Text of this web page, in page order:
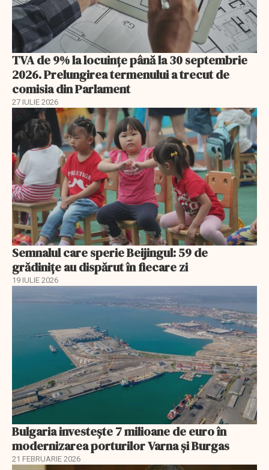
TVA de 9% la locuințe până la 30 septembrie
2026. Prelungirea termenului a trecut de
comisia din Parlament
27 IULIE 2026
Semnalul care sperie Beijingul: 59 de
grădinițe au dispărut în fiecare zi
19 IULIE 2026
Bulgaria investește 7 milioane de euro în
modernizarea porturilor Varna și Burgas
21 FEBRUARIE 2026